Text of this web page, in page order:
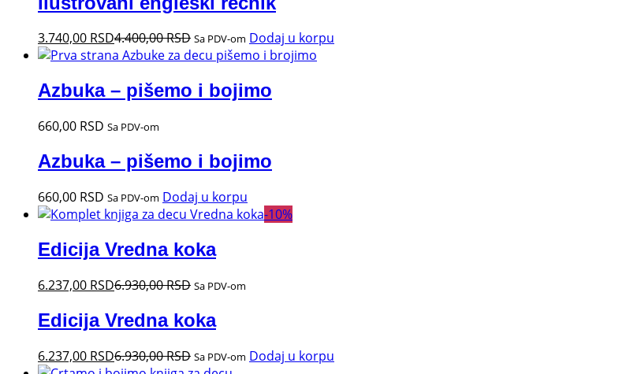
3.740,00 RSD4.400,00RSD Sa PDV-om Dodaj u korpu
Azbuka – pišemo i bojimo
660,00 RSD Sa PDV-om
Azbuka – pišemo i bojimo
660,00 RSD Sa PDV-om Dodaj u korpu
-10%
Edicija Vredna koka
6.237,00 RSD6.930,00RSD Sa PDV-om
Edicija Vredna koka
6.237,00 RSD6.930,00RSD Sa PDV-om Dodaj u korpu